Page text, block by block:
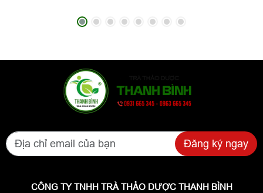
Đăng ký ngay
CÔNG TY TNHH TRÀ THẢO DƯỢC THANH BÌNH